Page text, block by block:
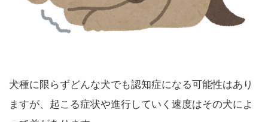
犬種に限らずどんな犬でも認知症になる可能性はあり
ますが、起こる症状や進行していく速度はその犬によ